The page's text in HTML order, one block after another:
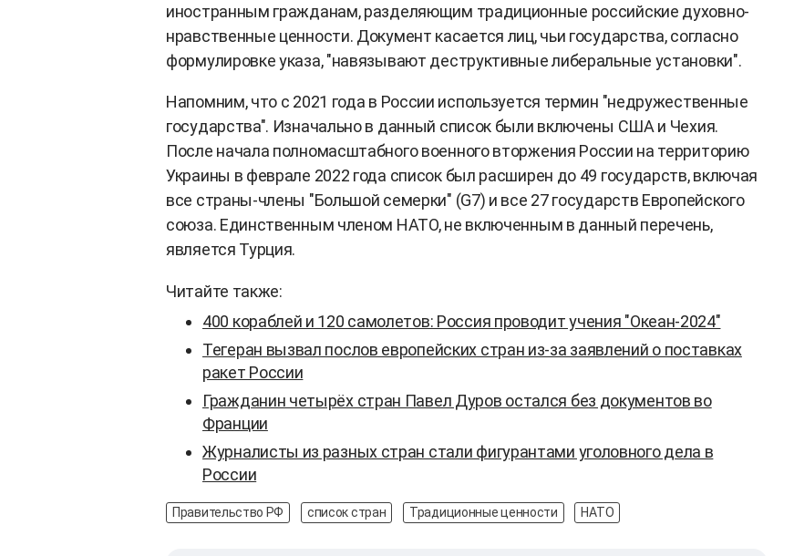
иностранным гражданам, разделяющим традиционные российские духовно-
нравственные ценности. Документ касается лиц, чьи государства, согласно
формулировке указа, "навязывают деструктивные либеральные установки".
Напомним, что с 2021 года в России используется термин "недружественные
государства". Изначально в данный список были включены США и Чехия.
После начала полномасштабного военного вторжения России на территорию
Украины в феврале 2022 года список был расширен до 49 государств, включая
все страны-члены "Большой семерки" (G7) и все 27 государств Европейского
союза. Единственным членом НАТО, не включенным в данный перечень,
является Турция.
Читайте также:
400 кораблей и 120 самолетов: Россия проводит учения "Океан-2024"
Тегеран вызвал послов европейских стран из-за заявлений о поставках
ракет России
Гражданин четырёх стран Павел Дуров остался без документов во
Франции
Журналисты из разных стран стали фигурантами уголовного дела в
России
Правительство РФ список стран Традиционные ценности НАТО